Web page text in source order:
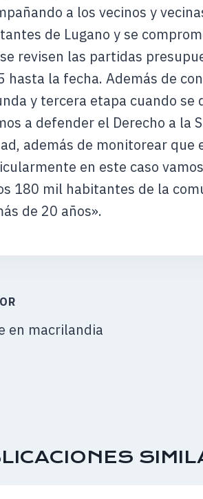
a los vecinos y
de Lugano y se
revisen las partidas
hasta la fecha. Además de
y tercera etapa cuando
a defender el Derecho a la
además de monitorear
en este caso
180 mil habitantes de la
de 20 años».
en macrilandia